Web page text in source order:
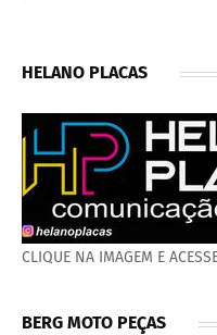
HELANO PLACAS
CLIQUE NA IMAGEM E
BERG MOTO PEÇAS